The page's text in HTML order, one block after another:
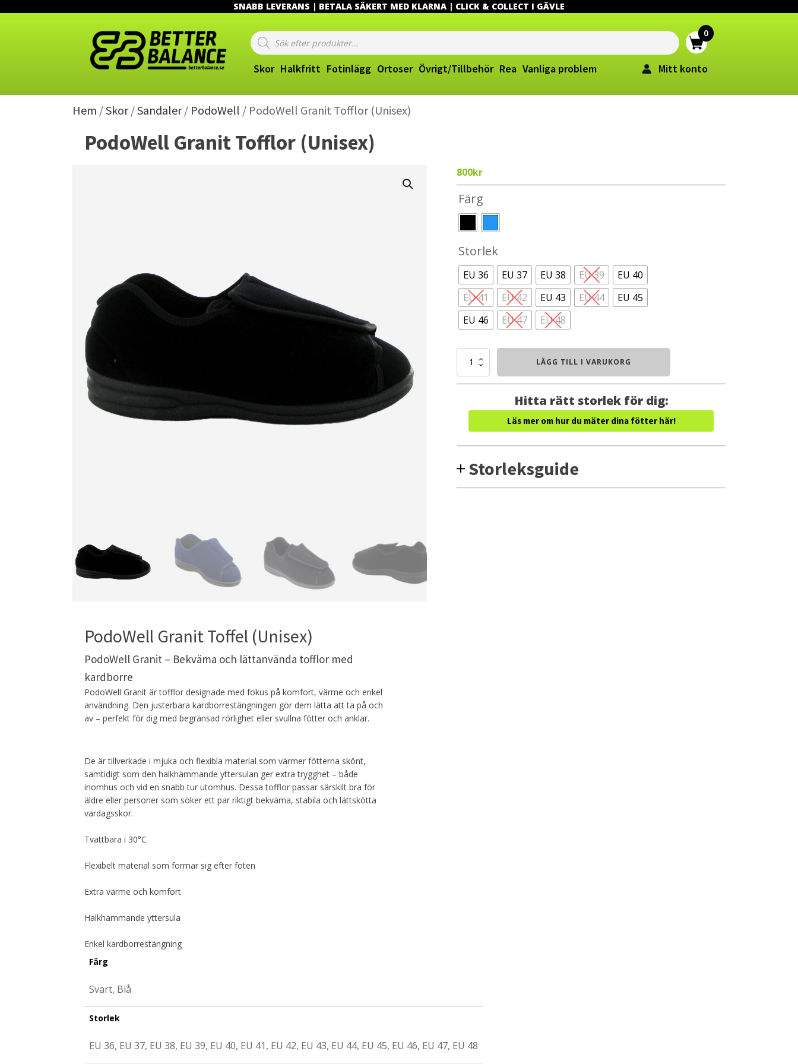
SNABB LEVERANS | BETALA SÄKERT MED KLARNA | CLICK & COLLECT I GÄVLE
Products
search
Skor Halkfritt Fotinlägg Ortoser Övrigt/Tillbehör Rea Vanliga problem Mitt konto
Hem /Skor/Sandaler/ PodoWell / PodoWell Granit Tofflor (Unisex)
PodoWell Granit Tofflor (Unisex)
800kr
Färg
Storlek
EU 36 EU 37 EU 38 EU 39
EU 40
EU 41
EU 42 EU 43 EU 44
EU 45
EU 46
EU 47 EU 48
PodoWell
Tofflor
LÄGG TILL I VARUKORG
Hitta rätt storlek för dig:
Läs mer om hur du mäter dina fötter här!
Storleksguide
PodoWell Granit Toffel (Unisex)
PodoWell Granit – Bekväma och lättanvända tofflor med
kardborre
PodoWell Granit är tofflor designade med fokus på komfort, värme och enkel
användning. Den justerbara kardborrestängningen gör dem lätta att ta på och
av – perfekt för dig med begränsad rörlighet eller svullna fötter och anklar.
De är tillverkade i mjuka och flexibla material som värmer fötterna skönt,
samtidigt som den halkhämmande yttersulan ger extra trygghet – både
inomhus och vid en snabb tur utomhus. Dessa tofflor passar särskilt bra för
äldre eller personer som söker ett par riktigt bekväma, stabila och lättskötta
vardagsskor.
Tvättbara i 30°C
Flexibelt material som formar sig efter foten
Extra värme och komfort
Halkhämmande yttersula
Enkel kardborrestängning
Färg
Svart, Blå
Storlek
EU 36, EU 37, EU 38, EU 39, EU 40, EU 41, EU 42, EU 43, EU 44, EU 45, EU 46, EU 47, EU 48